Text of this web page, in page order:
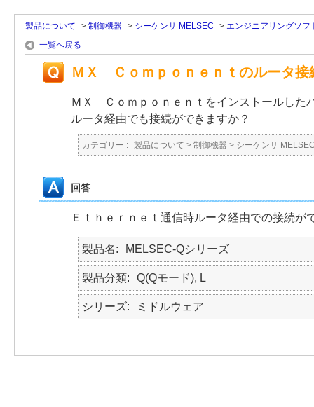
製品について > 制御機器 > シーケンサ MELSEC > エンジニアリングソフ
一覧へ戻る
ＭＸ Ｃｏｍｐｏｎｅｎｔのルータ接
ＭＸ Ｃｏｍｐｏｎｅｎｔをインストールした
ルータ経由でも接続ができますか？
カテゴリー : 製品について > 制御機器 > シーケンサ
回答
Ｅｔｈｅｒｎｅｔ通信時ルータ経由での接続が
製品名 MELSEC-Qシリーズ
製品分類 Q(Qモード), L
シリーズ ミドルウェア